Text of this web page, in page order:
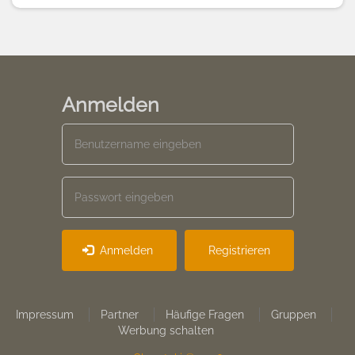
Anmelden
Anmelden Registrieren
Footer
Impressum Partner Häufige Fragen
Gruppen
Werbung schalten